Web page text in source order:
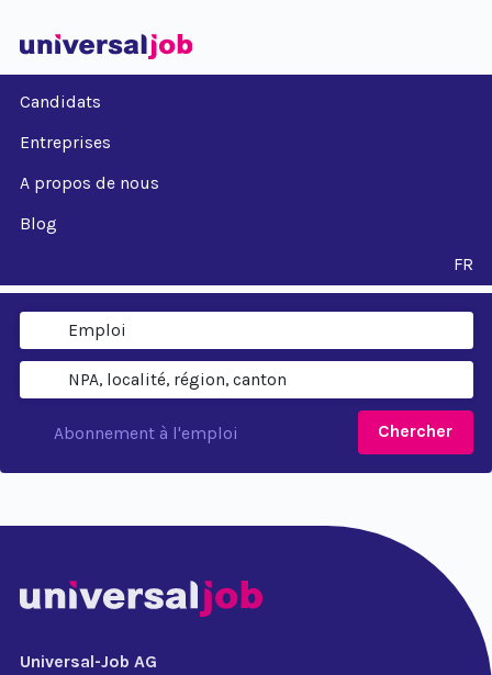
Candidats
Entreprises
A propos de nous
Blog
FR
Chercher
Abonnement à l'emploi
Universal-Job AG